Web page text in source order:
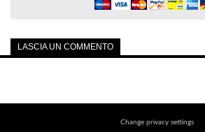
LASCIA UN COMMENTO
Change privacy settings